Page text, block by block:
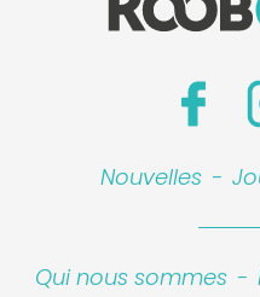
Nouvelles -
Qui nous sommes -